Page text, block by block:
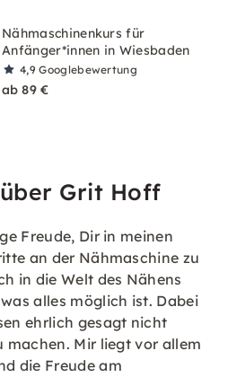
Nähmaschinenkurs für
Anfänger*innen in Wiesbaden
4,9Googlebewertung
ab 89 €
Grit Hoff
Freude, Dir in meinen
an der Nähmaschine zu
in die Welt des Nähens
alles möglich ist. Dabei
ehrlich gesagt nicht
machen. Mir liegt vor allem
die Freude am